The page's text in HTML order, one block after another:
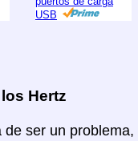
USB
Hertz
de ser un problema,